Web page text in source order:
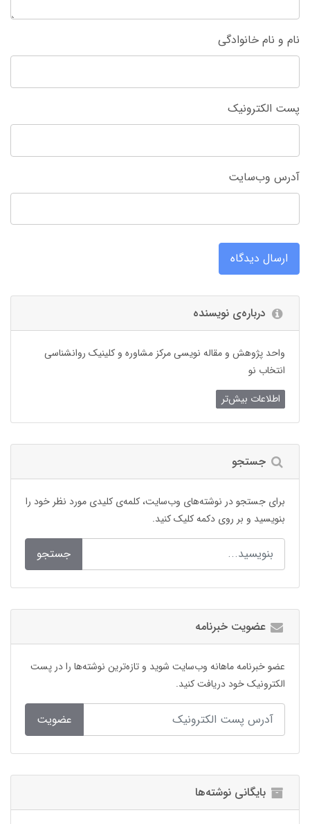
نام و نام خانوادگی
پست الکترونیک
آدرس وب‌سایت
ارسال دیدگاه
درباره‌ی نویسنده
واحد پژوهش و مقاله نویسی مرکز مشاوره و کلینیک روانشناسی
انتخاب نو
اطلاعات بیش‌تر
جستجو
برای جستجو در نوشته‌های وب‌سایت، کلمه‌ی کلیدی مورد نظر خود را
بنویسید و بر روی دکمه کلیک کنید.
جستجو
عضویت خبرنامه
عضو خبرنامه ماهانه وب‌سایت شوید و تازه‌ترین نوشته‌ها را در پست
الکترونیک خود دریافت کنید.
عضویت
بایگانی نوشته‌ها